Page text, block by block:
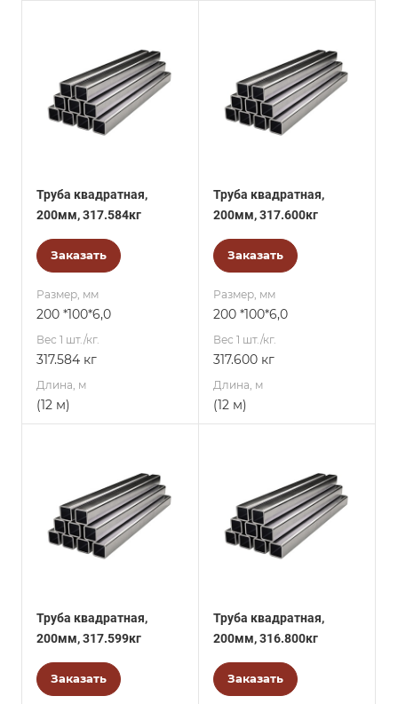
Труба квадратная,
200мм, 317.584кг
Заказать
Размер, мм
200 *100*6,0
Вес 1 шт./кг.
317.584 кг
Длина, м
(12 м)
Труба квадратная,
200мм, 317.600кг
Заказать
Размер, мм
200 *100*6,0
Вес 1 шт./кг.
317.600 кг
Длина, м
(12 м)
Труба квадратная,
200мм, 317.599кг
Заказать
Труба квадратная,
200мм, 316.800кг
Заказать